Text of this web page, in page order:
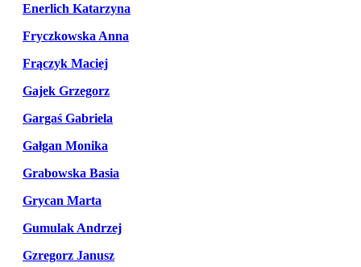
Enerlich Katarzyna
Fryczkowska Anna
Frączyk Maciej
Gajek Grzegorz
Gargaś Gabriela
Gałgan Monika
Grabowska Basia
Grycan Marta
Gumulak Andrzej
Gzregorz Janusz